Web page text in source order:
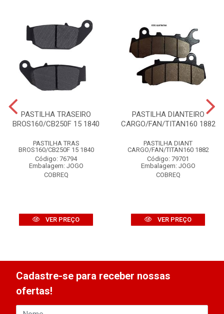
PASTILHA TRASEIRO
BROS160/CB250F 15 1840
PASTILHA TRAS
BROS160/CB250F 15 1840
Código: 76794
Embalagem: JOGO
COBREQ
VER PREÇO
PASTILHA DIANTEIRO
CARGO/FAN/TITAN160 1882
PASTILHA DIANT
CARGO/FAN/TITAN160 1882
Código: 79701
Embalagem: JOGO
COBREQ
VER PREÇO
Cadastre-se para receber nossas
ofertas!